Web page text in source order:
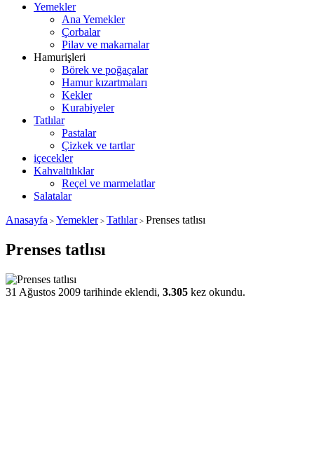
Yemekler
Ana Yemekler
Çorbalar
Pilav ve makarnalar
Hamurişleri
Börek ve poğaçalar
Hamur kızartmaları
Kekler
Kurabiyeler
Tatlılar
Pastalar
Çizkek ve tartlar
içecekler
Kahvaltılıklar
Reçel ve marmelatlar
Salatalar
Anasayfa > Yemekler> Tatlılar> Prenses tatlısı
Prenses tatlısı
31 Ağustos 2009 tarihinde eklendi, 3.305 kez okundu.